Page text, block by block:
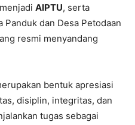
AIPTU, serta
Panduk dan Desa Petodaan
resmi menyandang
bentuk apresiasi
disiplin, integritas, dan
tugas sebagai